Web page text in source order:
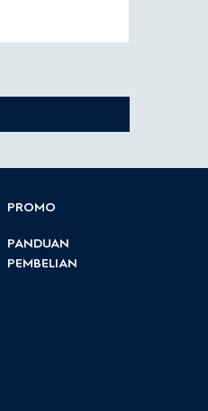
PROMO
PANDUAN
PEMBELIAN